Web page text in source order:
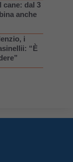
cane: dal 3
anche
i
“È